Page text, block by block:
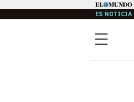
ES NOTICIA
Menú